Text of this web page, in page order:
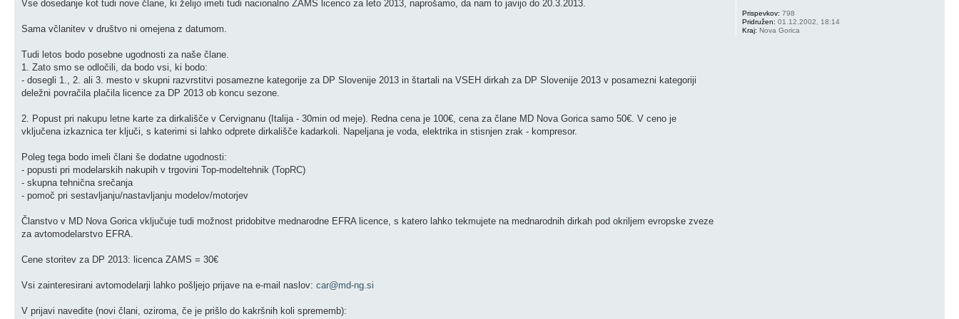
Vse dosedanje kot tudi nove člane, ki želijo imeti tudi nacionalno ZAMS licenco za leto 2013, naprošamo, da nam to javijo do 20.3.2013.
Sama včlanitev v društvo ni omejena z datumom.
Tudi letos bodo posebne ugodnosti za naše člane.
1. Zato smo se odločili, da bodo vsi, ki bodo:
- dosegli 1., 2. ali 3. mesto v skupni razvrstitvi posamezne kategorije za DP Slovenije 2013 in štartali na VSEH dirkah za DP Slovenije 2013 v posamezni kategoriji
deležni povračila plačila licence za DP 2013 ob koncu sezone.
2. Popust pri nakupu letne karte za dirkališče v Cervignanu (Italija - 30min od meje). Redna cena je 100€, cena za člane MD Nova Gorica samo 50€. V ceno je
vključena izkaznica ter ključi, s katerimi si lahko odprete dirkališče kadarkoli. Napeljana je voda, elektrika in stisnjen zrak - kompresor.
Poleg tega bodo imeli člani še dodatne ugodnosti:
- popusti pri modelarskih nakupih v trgovini Top-modeltehnik (TopRC)
- skupna tehnična srečanja
- pomoč pri sestavljanju/nastavljanju modelov/motorjev
Članstvo v MD Nova Gorica vključuje tudi možnost pridobitve mednarodne EFRA licence, s katero lahko tekmujete na mednarodnih dirkah pod okriljem evropske zveze
za avtomodelarstvo EFRA.
Cene storitev za DP 2013: licenca ZAMS = 30€
Vsi zainteresirani avtomodelarji lahko pošljejo prijave na e-mail naslov: car@md-ng.si
V prijavi navedite (novi člani, oziroma, če je prišlo do kakršnih koli sprememb):
Prispevkov: 798
Pridružen: 01.12.2002, 18:14
Kraj: Nova Gorica